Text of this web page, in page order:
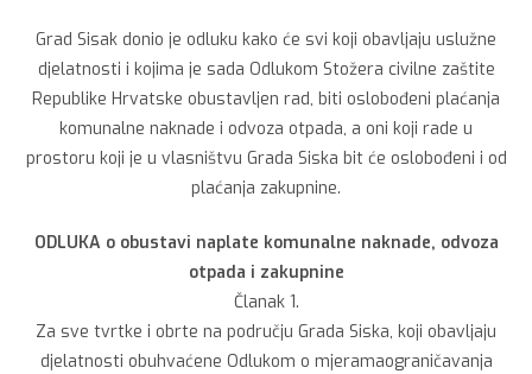
Grad Sisak donio je odluku kako će svi koji obavljaju uslužne
djelatnosti i kojima je sada Odlukom Stožera civilne zaštite
Republike Hrvatske obustavljen rad, biti oslobođeni plaćanja
komunalne naknade i odvoza otpada, a oni koji rade u
prostoru koji je u vlasništvu Grada Siska bit će oslobođeni i od
plaćanja zakupnine.
ODLUKA o obustavi naplate komunalne naknade, odvoza
otpada i zakupnine
Članak 1.
Za sve tvrtke i obrte na području Grada Siska, koji obavljaju
djelatnosti obuhvaćene Odlukom o mjeramaograničavanja